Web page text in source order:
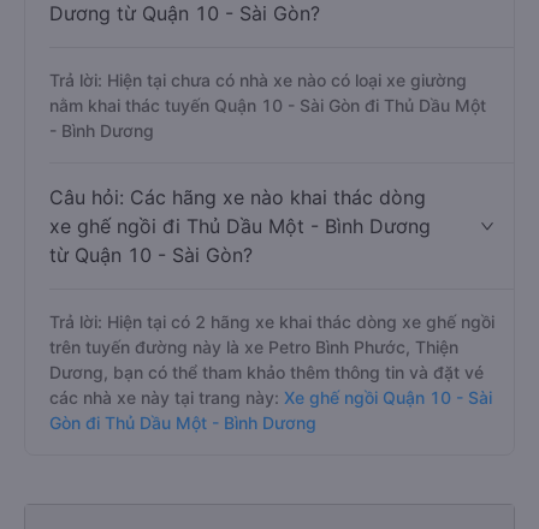
Dương từ Quận 10 - Sài Gòn?
Trả lời: Hiện tại chưa có nhà xe nào có loại xe giường
nằm khai thác tuyến Quận 10 - Sài Gòn đi Thủ Dầu Một
- Bình Dương
Câu hỏi: Các hãng xe nào khai thác dòng
xe ghế ngồi đi Thủ Dầu Một - Bình Dương
từ Quận 10 - Sài Gòn?
Trả lời: Hiện tại có 2 hãng xe khai thác dòng xe ghế ngồi
trên tuyến đường này là xe Petro Bình Phước, Thiện
Dương, bạn có thể tham khảo thêm thông tin và đặt vé
các nhà xe này tại trang này: Xe ghế ngồi Quận 10 - Sài
Gòn đi Thủ Dầu Một - Bình Dương